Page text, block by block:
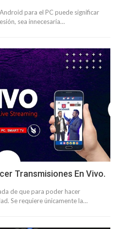
para el PC puede significar
sea innecesaria…
Transmisiones En Vivo.
de que para poder hacer
Se requiere únicamente la…